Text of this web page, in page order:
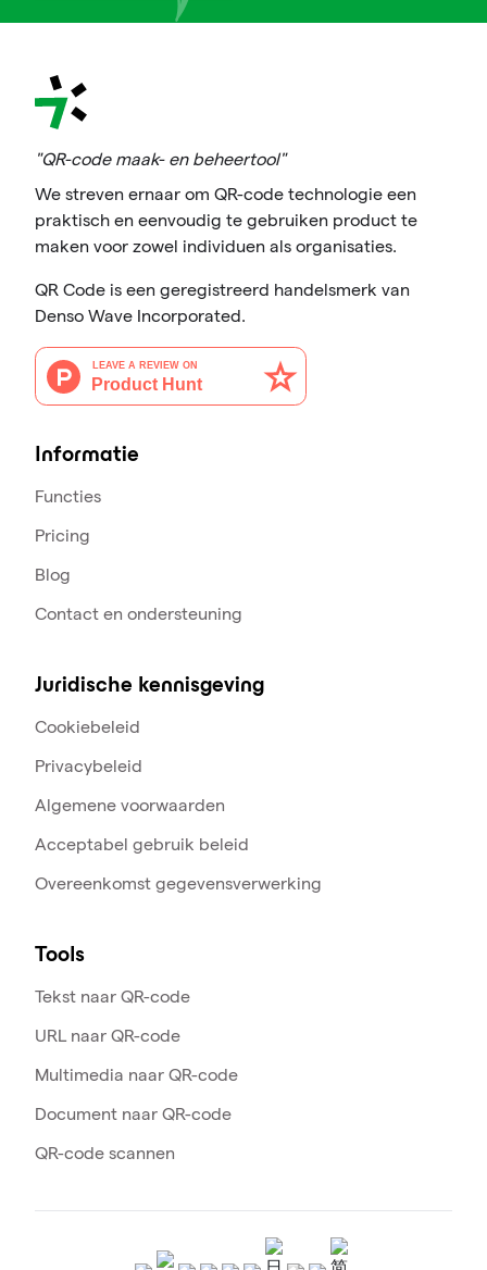
"QR-code maak- en beheertool"
We streven ernaar om QR-code technologie een
praktisch en eenvoudig te gebruiken product te
maken voor zowel individuen als organisaties.
QR Code is een geregistreerd handelsmerk van
Denso Wave Incorporated.
Informatie
Functies
Pricing
Blog
Contact en ondersteuning
Juridische kennisgeving
Cookiebeleid
Privacybeleid
Algemene voorwaarden
Acceptabel gebruik beleid
Overeenkomst gegevensverwerking
Tools
Tekst naar QR-code
URL naar QR-code
Multimedia naar QR-code
Document naar QR-code
QR-code scannen